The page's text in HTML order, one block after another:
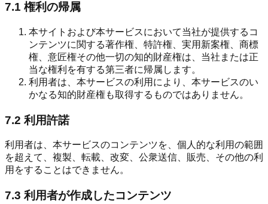
7.1 権利の帰属
本サイトおよび本サービスにおいて当社が提供するコ
ンテンツに関する著作権、特許権、実用新案権、商標
権、意匠権その他一切の知的財産権は、当社または正
当な権利を有する第三者に帰属します。
利用者は、本サービスの利用により、本サービスのい
かなる知的財産権も取得するものではありません。
7.2 利用許諾
利用者は、本サービスのコンテンツを、個人的な利用の範囲
を超えて、複製、転載、改変、公衆送信、販売、その他の利
用をすることはできません。
7.3 利用者が作成したコンテンツ